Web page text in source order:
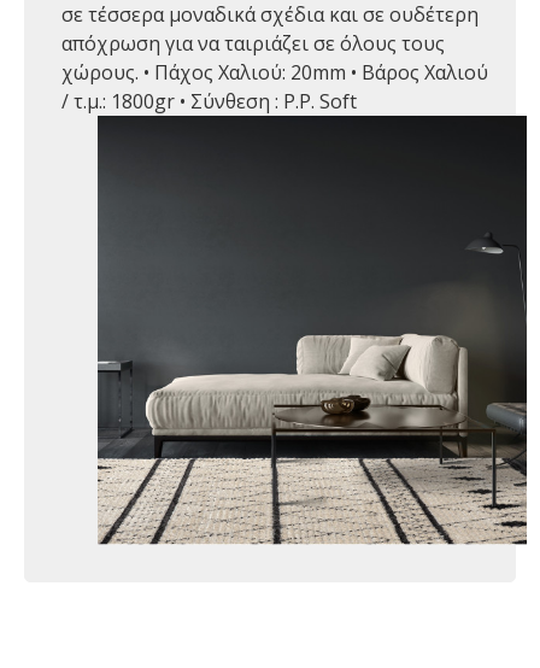
σε τέσσερα μοναδικά σχέδια και σε ουδέτερη
απόχρωση για να ταιριάζει σε όλους τους
χώρους. • Πάχος Χαλιού: 20mm • Βάρος Χαλιού
/ τ.μ.: 1800gr • Σύνθεση : P.P. Soft